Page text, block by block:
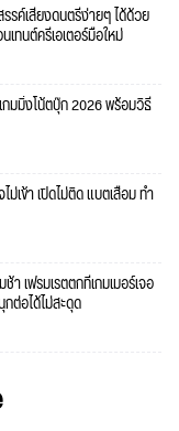
รค์เสียงดนตรีง่ายๆ ได้ด้วย
ทนต์ครีเอเตอร์มือใหม่
มมิ่งโน้ตบุ๊ก 2026 พร้อมวิธี
เข้า เปิดไม่ติด แบตเสื่อม ทำ
เฟรมเรตตกที่เกมเมอร์เจอ
ต่อได้ไม่สะดุด